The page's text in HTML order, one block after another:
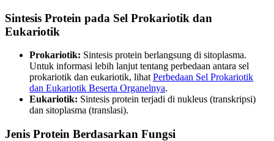
Sintesis Protein pada Sel Prokariotik dan
Eukariotik
Prokariotik: Sintesis protein berlangsung di sitoplasma.
Untuk informasi lebih lanjut tentang perbedaan antara sel
prokariotik dan eukariotik, lihat Perbedaan Sel Prokariotik
dan Eukariotik Beserta Organelnya.
Eukariotik: Sintesis protein terjadi di nukleus (transkripsi)
dan sitoplasma (translasi).
Jenis Protein Berdasarkan Fungsi